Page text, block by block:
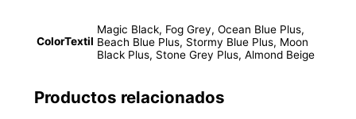
ColorTextil
Magic Black, Fog Grey, Ocean Blue Plus,
Beach Blue Plus, Stormy Blue Plus, Moon
Black Plus, Stone Grey Plus, Almond Beige
Productos relacionados